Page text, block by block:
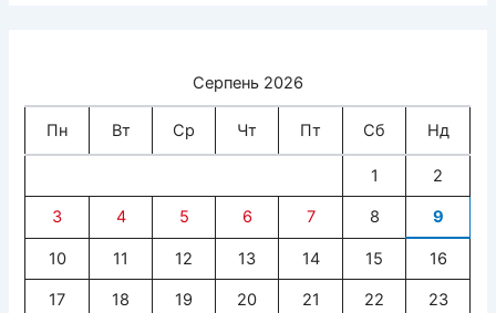
Серпень 2026
Пн Вт Ср Чт Пт Сб Нд
1 2
3 4 5 6 7 8 9
10 11 12 13 14 15 16
17 18 19 20 21 22 23